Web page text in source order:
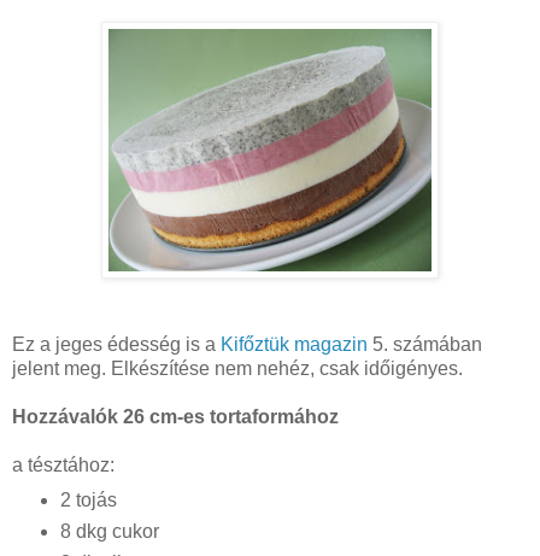
Ez a jeges édesség is a Kifőztük magazin 5. számában
jelent meg. Elkészítése nem nehéz, csak időigényes.
Hozzávalók 26 cm-es tortaformához
a tésztához:
2 tojás
8 dkg cukor